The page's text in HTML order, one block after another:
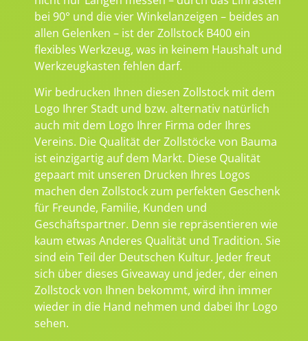
bei 90° und die vier Winkelanzeigen – beides an
allen Gelenken – ist der Zollstock B400 ein
flexibles Werkzeug, was in keinem Haushalt und
Werkzeugkasten fehlen darf.
Wir bedrucken Ihnen diesen Zollstock mit dem
Logo Ihrer Stadt und bzw. alternativ natürlich
auch mit dem Logo Ihrer Firma oder Ihres
Vereins. Die Qualität der Zollstöcke von Bauma
ist einzigartig auf dem Markt. Diese Qualität
gepaart mit unseren Drucken Ihres Logos
machen den Zollstock zum perfekten Geschenk
für Freunde, Familie, Kunden und
Geschäftspartner. Denn sie repräsentieren wie
kaum etwas Anderes Qualität und Tradition. Sie
sind ein Teil der Deutschen Kultur. Jeder freut
sich über dieses Giveaway und jeder, der einen
Zollstock von Ihnen bekommt, wird ihn immer
wieder in die Hand nehmen und dabei Ihr Logo
sehen.